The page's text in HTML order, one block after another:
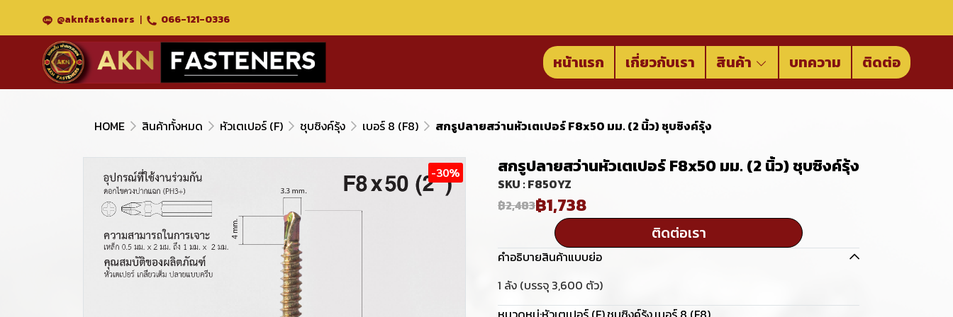
@aknfasteners | 066-121-0336
หน้าแรก เกี่ยวกับเรา สินค้า บทความ ติดต่อ
HOME สินค้าทั้งหมด หัวเตเปอร์ (F) ชุบซิงค์รุ้ง เบอร์ 8 (F8) สกรูปลายสว่านหัวเตเปอร์ F8x50 มม. (2 นิ้ว) ชุบซิงค์รุ้ง
-30% สกรูปลายสว่านหัวเตเปอร์ F8x50 มม. (2 นิ้ว) ชุบซิงค์รุ้ง
SKU : F850YZ
฿2,483฿1,738
ติดต่อเรา
คำอธิบายสินค้าแบบย่อ
1 ลัง (บรรจุ 3,600 ตัว)